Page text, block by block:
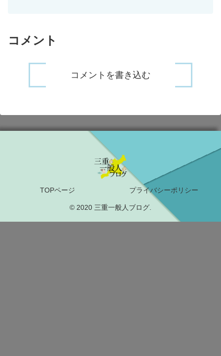
コメント
コメントを書き込む
TOPページ プライバシーポリシー
© 2020 三重一般人ブログ.